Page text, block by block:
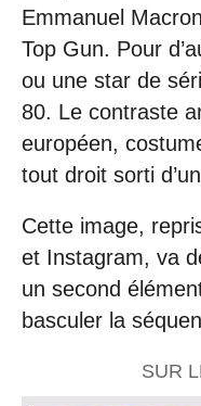
Emmanuel
Top Gun. Pour
ou une star de
80. Le contraste
européen,
tout droit sorti
Cette image,
et Instagram, va
un second
basculer la
SUR